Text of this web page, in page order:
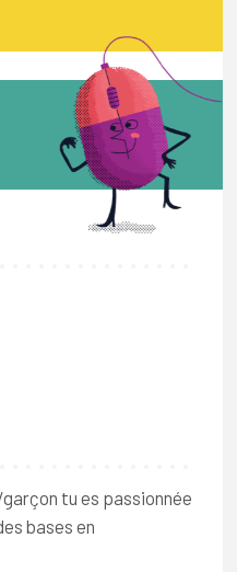
garçon tu es passionnée
bases en